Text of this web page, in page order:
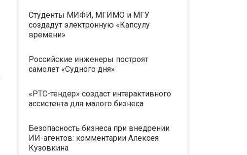
Студенты МИФИ, МГИМО и МГУ
создадут электронную «Капсулу
времени»
Российские инженеры построят
самолет «Судного дня»
«РТС-тендер» создаст интерактивного
ассистента для малого бизнеса
Безопасность бизнеса при внедрении
ИИ-агентов: комментарии Алексея
Кузовкина